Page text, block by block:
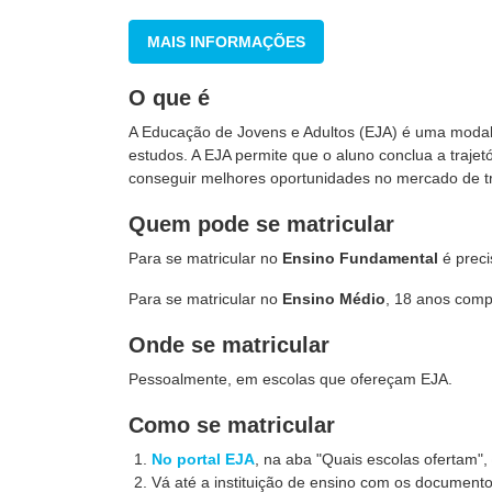
MAIS INFORMAÇÕES
O que é
A Educação de Jovens e Adultos (EJA) é uma
estudos. A EJA permite que o aluno conclua a
conseguir melhores oportunidades no mercado de
Quem pode se matricular
Para se matricular no Ensino Fundamental é
Para se matricular no Ensino Médio , 18 anos
Onde se matricular
Pessoalmente, em escolas que ofereçam EJA.
Como se matricular
No portal EJA , na aba "Quais escolas
Vá até a instituição de ensino com os